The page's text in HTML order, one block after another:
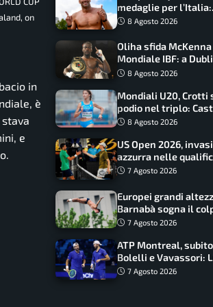
on
in
è
e
medaglie per l’Italia:
Paltrinieri guida la
grandi altezze
8 Agosto 2026
Oliha sfida
Mondiale IBF: a
serve l’impresa nella
8 Agosto 2026
Mondiali U20, Crotti
podio nel triplo:
da record, Succo in
8 Agosto 2026
US Open 2026,
azzurra nelle
17 italiani a caccia
7 Agosto 2026
Europei grandi
Barnabà sogna il
è leader a metà gara,
7 Agosto 2026
ATP Montreal,
Bolelli e Vavassori:
Matos fermano gli
7 Agosto 2026